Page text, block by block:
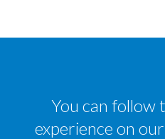
You can follow
experience on